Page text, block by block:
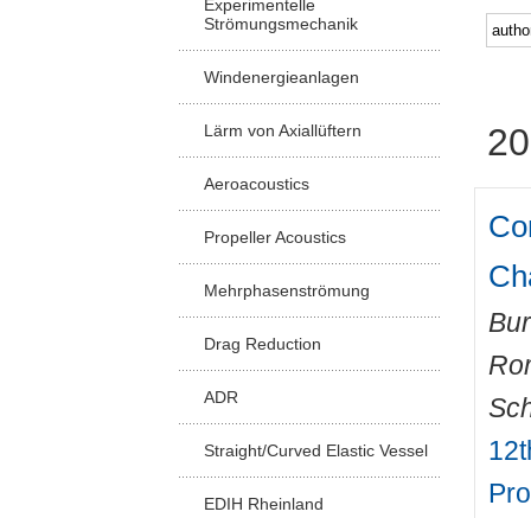
Experimentelle
Strömungsmechanik
Windenergieanlagen
Lärm von Axiallüftern
Aeroacoustics
Propeller Acoustics
Mehrphasenströmung
Drag Reduction
ADR
Straight/Curved Elastic Vessel
EDIH Rheinland